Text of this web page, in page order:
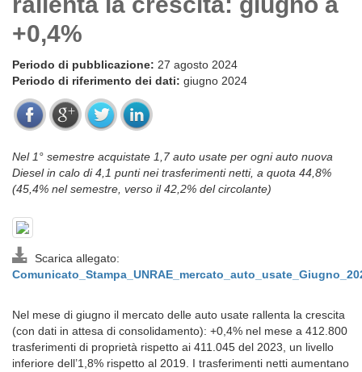
+0,4%
Periodo di pubblicazione: 27 agosto 2024
Periodo di riferimento dei dati: giugno 2024
Nel 1° semestre acquistate 1,7 auto usate per ogni auto nuova
Diesel in calo di 4,1 punti nei trasferimenti netti, a quota 44,8%
(45,4% nel semestre, verso il 42,2% del circolante)
Scarica allegato:
Nel mese di giugno il mercato delle auto usate rallenta la crescita
(con dati in attesa di consolidamento): +0,4% nel mese a 412.800
trasferimenti di proprietà rispetto ai 411.045 del 2023, un livello
inferiore dell’1,8% rispetto al 2019. I trasferimenti netti aumentano